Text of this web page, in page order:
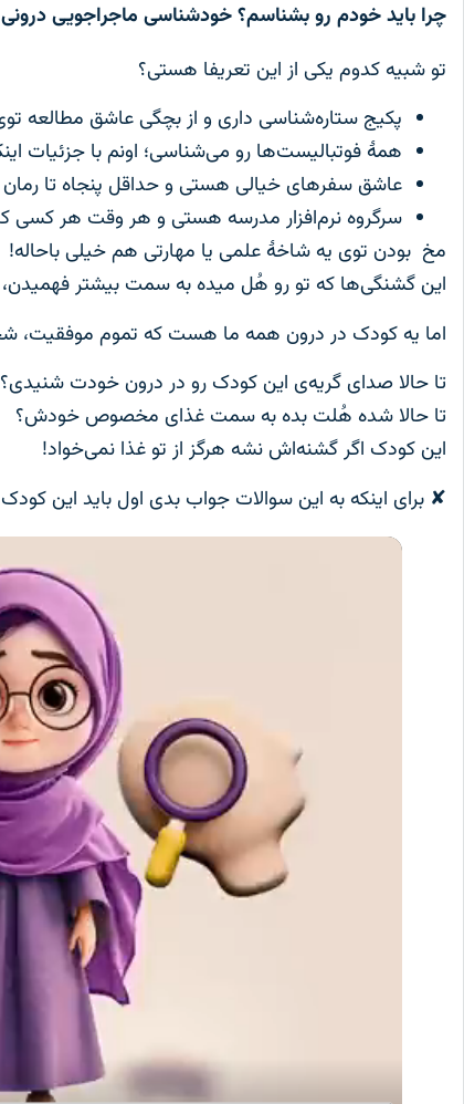
چرا باید خودم رو بشناسم؟ خودشناسی ماجراجویی
تو شبیه کدوم یکی از این تعریفا هستی؟
پکیج ستاره‌شناسی داری و از بچگی عاشق مطالعه
همهٔ فوتبالیست‌ها رو می‌شناسی؛ اونم با جزئیات
عاشق سفرهای خیالی هستی و حداقل پنجاه تا
سرگروه نرم‌افزار مدرسه هستی و هر وقت هر کسی
مخ بودن توی یه شاخۀ علمی یا مهارتی هم خیلی باحاله!
این گشنگی‌ها که تو رو هُل میده به سمت بیشتر
اما یه کودک در درون همه ما هست که تموم موفقیت،
تا حالا صدای گریه‌ی این کودک رو در درون خودت شنیدی؟
تا حالا شده هُلت بده به سمت غذای مخصوص خودش؟
این کودک اگر گشنه‌اش نشه هرگز از تو غذا نمی‌خواد!
✘ برای اینکه به این سوالات جواب بدی اول باید این